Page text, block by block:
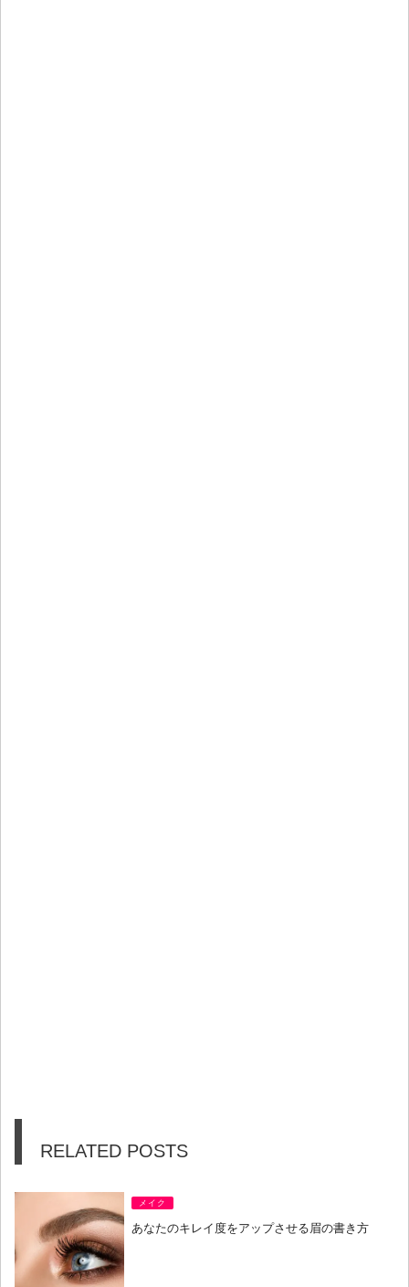
RELATED POSTS
メイク
あなたのキレイ度をアップさせる眉の書き方